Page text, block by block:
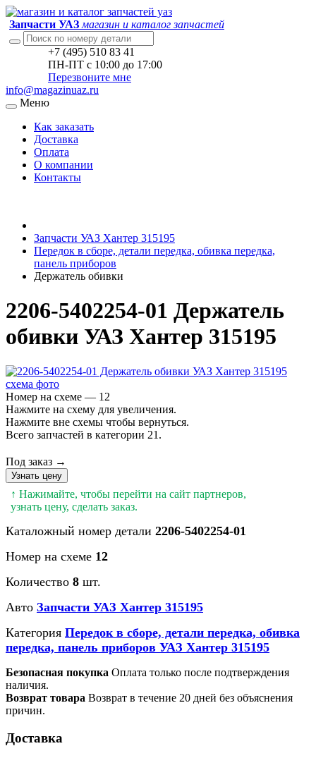
Запчасти УАЗ магазин и каталог запчастей
+7 (495) 510 83 41
ПН-ПТ с 10:00 до 17:00
Перезвоните мне
info@magazinuaz.ru
Меню
Как заказать
Доставка
Оплата
О компании
Контакты
Запчасти УАЗ Хантер 315195
Передок в сборе, детали передка, обивка передка,
панель приборов
Держатель обивки
2206-5402254-01 Держатель
обивки УАЗ Хантер 315195
Номер на схеме — 12
Нажмите на схему для увеличения.
Нажмите вне схемы чтобы вернуться.
Всего запчастей в категории 21.
Под заказ →
Узнать цену
↑ Нажимайте, чтобы перейти на сайт партнеров,
узнать цену, сделать заказ.
Каталожный номер детали 2206-5402254-01
Номер на схеме 12
Количество 8 шт.
Авто Запчасти УАЗ Хантер 315195
Категория Передок в сборе, детали передка, обивка
передка, панель приборов УАЗ Хантер 315195
Безопасная покупка Оплата только после подтверждения
наличия.
Возврат товара Возврат в течение 20 дней без объяснения
причин.
Доставка